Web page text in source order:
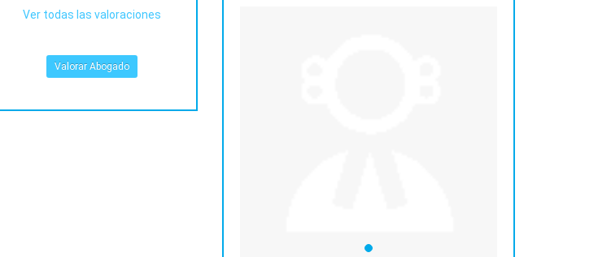
Ver todas las valoraciones
Valorar Abogado